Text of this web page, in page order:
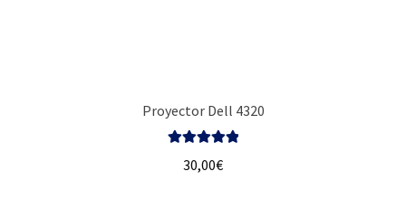
Proyector Dell 4320
5.00
30,00€